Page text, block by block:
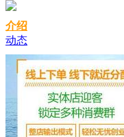
介绍
动态